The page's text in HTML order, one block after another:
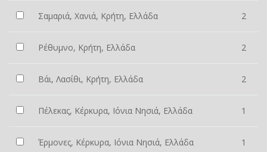
Σαμαριά, Χανιά, Κρήτη, Ελλάδα 2
Ρέθυμνο, Κρήτη, Ελλάδα 2
Βάι, Λασίθι, Κρήτη, Ελλάδα 2
Πέλεκας, Κέρκυρα, Ιόνια Νησιά, Ελλάδα 1
Έρμονες, Κέρκυρα, Ιόνια Νησιά, Ελλάδα 1